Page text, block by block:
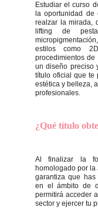
Estudiar el curso
la oportunidad
realzar la mirada,
lifting de
estilos como
procedimientos
un diseño preciso
título oficial que te
estética y belleza,
profesionales.
¿Qué título
Al finalizar la
homologado por
garantiza que has
en el ámbito de
permitirá acceder
sector y ejercer tu